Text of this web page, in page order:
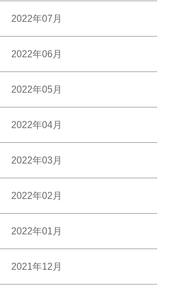
2022年07月
2022年06月
2022年05月
2022年04月
2022年03月
2022年02月
2022年01月
2021年12月